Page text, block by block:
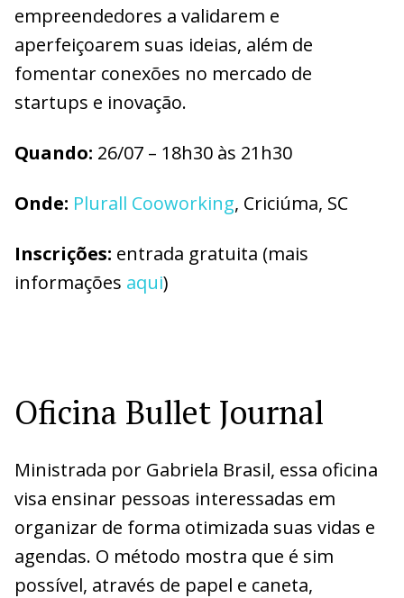
empreendedores a validarem e
aperfeiçoarem suas ideias, além de
fomentar conexões no mercado de
startups e inovação.
Quando: 26/07 – 18h30 às 21h30
Onde: Plurall Cooworking, Criciúma, SC
Inscrições: entrada gratuita (mais
informações aqui)
Oficina Bullet Journal
Ministrada por Gabriela Brasil, essa oficina
visa ensinar pessoas interessadas em
organizar de forma otimizada suas vidas e
agendas. O método mostra que é sim
possível, através de papel e caneta,